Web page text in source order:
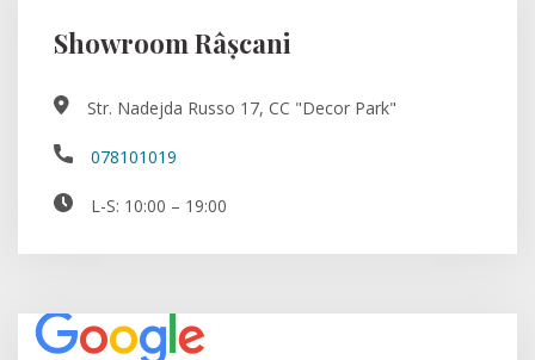
Showroom Râșcani
Str. Nadejda Russo 17, CC "Decor Park"
078101019
L-S: 10:00 – 19:00